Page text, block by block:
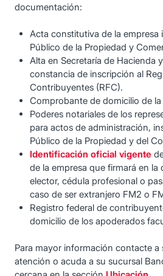
documentación:
Acta constitutiva de la empresa
Público de la Propiedad y
Alta en Secretaría de Hacienda
constancia de inscripción al
Contribuyentes (RFC).
Comprobante de domicilio de la
Poderes notariales de los
para actos de administración,
Público de la Propiedad y del
Identificación oficial vigente
de la empresa que firmará en
elector, cédula profesional o
caso de ser extranjero FM2 o
Registro federal de
domicilio de los apoderados
Para mayor información contacte a
atención o acuda a su sucursal